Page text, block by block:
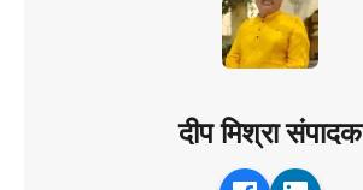
दीप मिश्रा संपादक